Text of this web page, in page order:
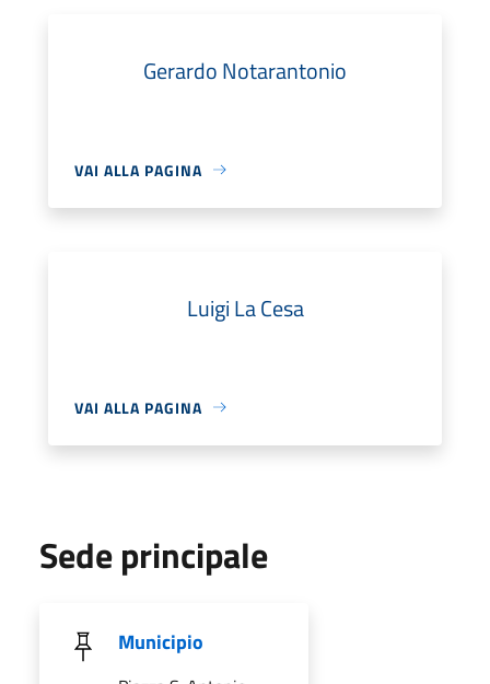
Gerardo Notarantonio
VAI ALLA PAGINA
Luigi La Cesa
VAI ALLA PAGINA
Sede principale
Municipio